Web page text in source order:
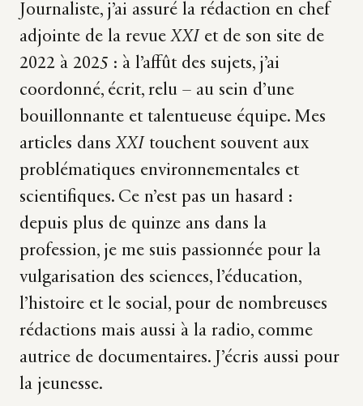
Journaliste, j’ai assuré la rédaction en chef
adjointe de la revueXXI et de son site de
2022 à 2025 : à l’affût des sujets, j’ai
coordonné, écrit, relu – au sein d’une
bouillonnante et talentueuse équipe. Mes
articles dansXXI touchent souvent aux
problématiques environnementales et
scientifiques. Ce n’est pas un hasard :
depuis plus de quinze ans dans la
profession, je me suis passionnée pour la
vulgarisation des sciences, l’éducation,
l’histoire et le social, pour de nombreuses
rédactions mais aussi à la radio, comme
autrice de documentaires. J’écris aussi pour
la jeunesse.